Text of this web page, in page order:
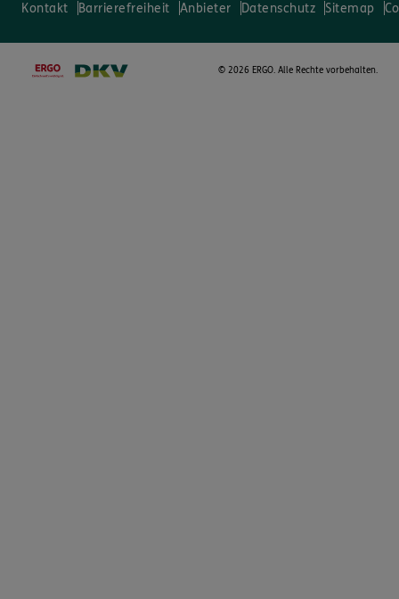
Kontakt Barrierefreiheit Anbieter Datenschutz Sitemap
© 2026 ERGO. Alle Rechte vorbehalten.